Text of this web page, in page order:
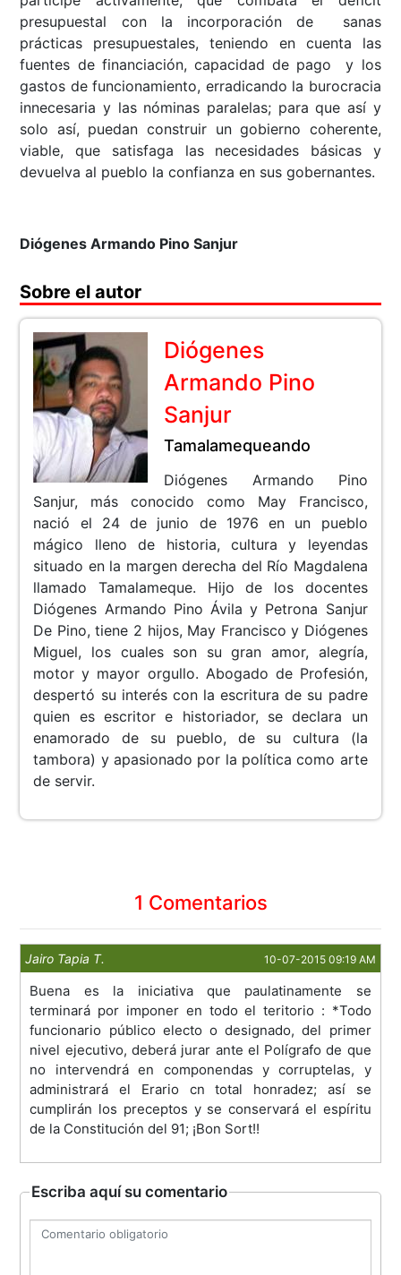
presupuestal con la incorporación de sanas
prácticas presupuestales, teniendo en cuenta las
fuentes de financiación, capacidad de pago y los
gastos de funcionamiento, erradicando la burocracia
innecesaria y las nóminas paralelas; para que así y
solo así, puedan construir un gobierno coherente,
viable, que satisfaga las necesidades básicas y
devuelva al pueblo la confianza en sus gobernantes.
Diógenes Armando Pino Sanjur
Sobre el autor
Diógenes
Armando Pino
Sanjur
Tamalamequeando
Diógenes Armando Pino
Sanjur, más conocido como May Francisco,
nació el 24 de junio de 1976 en un pueblo
mágico lleno de historia, cultura y leyendas
situado en la margen derecha del Río Magdalena
llamado Tamalameque. Hijo de los docentes
Diógenes Armando Pino Ávila y Petrona Sanjur
De Pino, tiene 2 hijos, May Francisco y Diógenes
Miguel, los cuales son su gran amor, alegría,
motor y mayor orgullo. Abogado de Profesión,
despertó su interés con la escritura de su padre
quien es escritor e historiador, se declara un
enamorado de su pueblo, de su cultura (la
tambora) y apasionado por la política como arte
de servir.
1 Comentarios
Jairo Tapia T. 10-07-2015 09:19 AM
Buena es la iniciativa que paulatinamente se
terminará por imponer en todo el teritorio : *Todo
funcionario público electo o designado, del primer
nivel ejecutivo, deberá jurar ante el Polígrafo de que
no intervendrá en componendas y corruptelas, y
administrará el Erario cn total honradez; así se
cumplirán los preceptos y se conservará el espíritu
de la Constitución del 91; ¡Bon Sort!!
Escriba aquí su comentario